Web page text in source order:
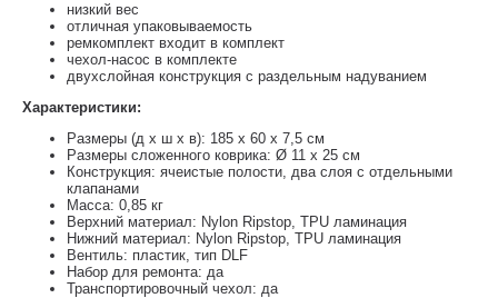
низкий вес
отличная упаковываемость
ремкомплект входит в комплект
чехол-насос в комплекте
двухслойная конструкция с раздельным надуванием
Характеристики:
Размеры (д x ш x в): 185 х 60 х 7,5 см
Размеры сложенного коврика: Ø 11 x 25 см
Конструкция: ячеистые полости, два слоя с отдельными
клапанами
Масса: 0,85 кг
Верхний материал: Nylon Ripstop, TPU ламинация
Нижний материал: Nylon Ripstop, TPU ламинация
Вентиль: пластик, тип DLF
Набор для ремонта: да
Транспортировочный чехол: да